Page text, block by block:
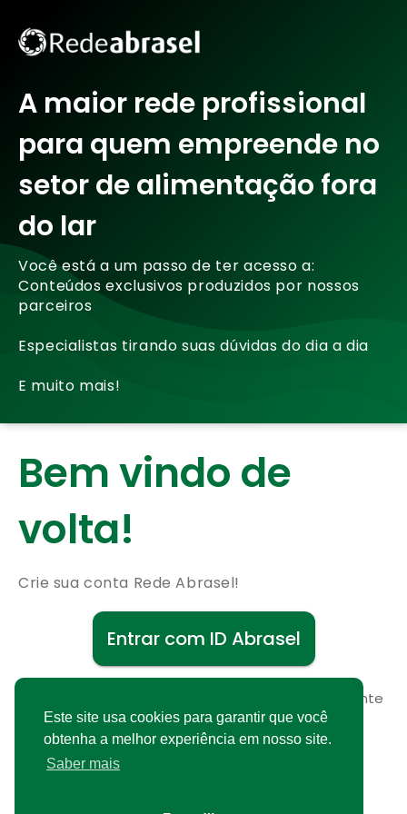
Este site usa cookies para garantir que você
obtenha a melhor experiência em nosso site.
Saber mais
A maior rede profissional
para quem empreende no
setor de alimentação fora
do lar
Você está a um passo de ter acesso a:
Conteúdos exclusivos produzidos por nossos
parceiros
Especialistas tirando suas dúvidas do dia a dia
E muito mais!
Bem vindo de
volta!
Crie sua conta Rede Abrasel!
Entrar com ID Abrasel
Cadastre-se gratuitamente